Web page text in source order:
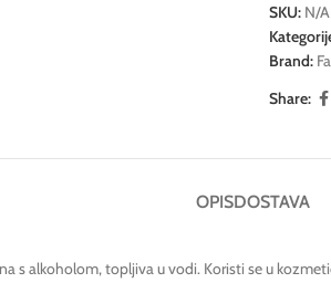
SKU: N/A
Brand:
Share:
OPISDOSTAVA
s alkoholom, topljiva u vodi. Koristi se u